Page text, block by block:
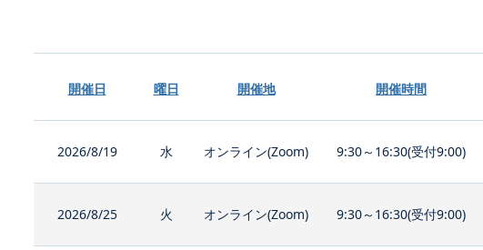
開催日 曜日 開催地 開催時間
2026/8/19 水 オンライン(Zoom) 9:30～16:30(受付9:00)
2026/8/25 火 オンライン(Zoom) 9:30～16:30(受付9:00)